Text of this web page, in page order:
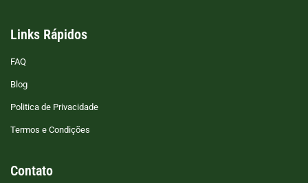
Links Rápidos
FAQ
Blog
Politica de Privacidade
Termos e Condições
Contato